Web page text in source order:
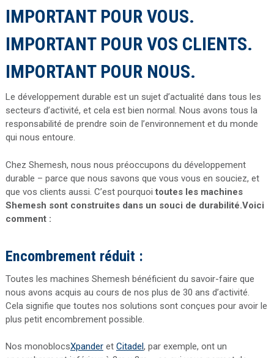
IMPORTANT POUR VOUS.
IMPORTANT POUR VOS CLIENTS.
IMPORTANT POUR NOUS.
Le développement durable est un sujet d’actualité dans tous les
secteurs d’activité, et cela est bien normal. Nous avons tous la
responsabilité de prendre soin de l’environnement et du monde
qui nous entoure.
Chez Shemesh, nous nous préoccupons du développement
durable – parce que nous savons que vous vous en souciez, et
que vos clients aussi. C’est pourquoitoutes les machines
Shemesh sont construites dans un souci de durabilité.Voici
comment :
Encombrement réduit :
Toutes les machines Shemesh bénéficient du savoir-faire que
nous avons acquis au cours de nos plus de 30 ans d’activité.
Cela signifie que toutes nos solutions sont conçues pour avoir le
plus petit encombrement possible.
Nos monoblocsXpanderet Citadel, par exemple, ont un